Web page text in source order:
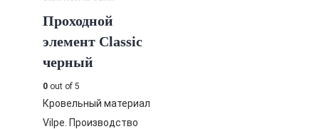
Проходной
элемент Classic
черный
0 out of 5
Кровельный материал
Vilpe. Производство